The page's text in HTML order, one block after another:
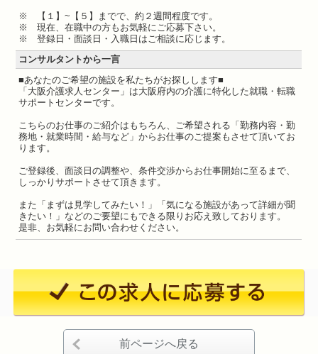
※ 【１】~【５】までで、約２週間程度です。
※ 現在、在職中の方もお気軽にご応募下さい。
※ 登録日・面談日・入職日はご相談に応じます。
コンサルタントから一言
■あなたのご希望の施設を私たちがお探しします■
「大阪介護求人センター」は大阪府内の介護に特化した就職・転職
サポートセンターです。
こちらのお仕事のご紹介はもちろん、ご希望される「勤務内容・勤
務地・就業時間・給与など」からお仕事のご提案もさせて頂いてお
ります。
ご登録後、面談日の調整や、条件交渉からお仕事開始に至るまで、
しっかりサポートさせて頂きます。
また「まずは見学してみたい！」「気になる施設があって詳細が聞
きたい！」などのご要望にもできる限りお応え致しております。
是非、お気軽にお問い合わせください。
前ページへ戻る